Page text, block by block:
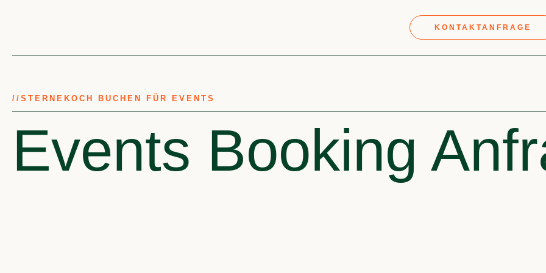
KONTAKTANFRAGE
// STERNEKOCH BUCHEN FÜR EVENTS
Events Booking